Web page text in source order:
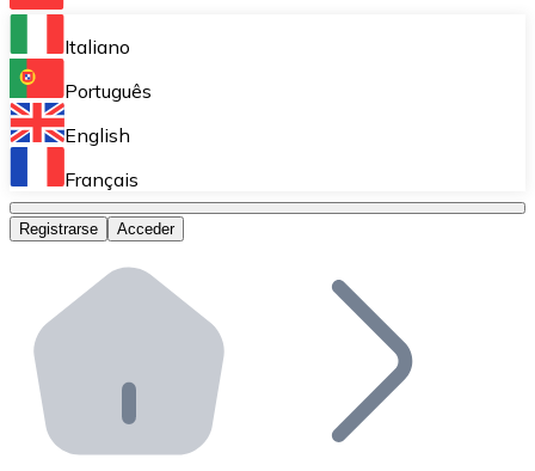
Bitnovo Ramp
Integra nuestra solución en tu plataforma.
Bitnovo Giftcards
Bitnovo OTC
Bitnovo ATM
Integra un ATM Bitnovo en tu negocio y permite que
Bitnovo API
Integra nuestra API en tu ecosistema.
Italiano
Português
English
Français
Registrarse Acceder